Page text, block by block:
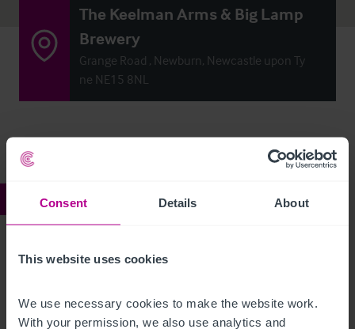
Consent Details About
This website uses cookies
We use necessary cookies to make the website work.
With your permission, we also use analytics and
The Keelman Arms & Big Lamp
Brewery
Grange Road , Newburn, Newcastle upon Ty
ne NE15 8NL
Ref:6450522
Description